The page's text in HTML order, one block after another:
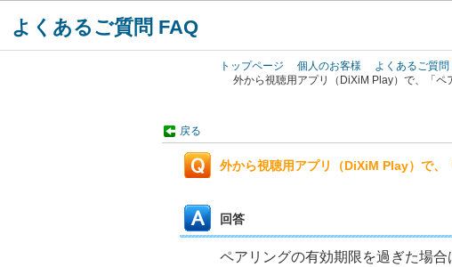
よくあるご質問 FAQ
トップページ 個人のお客様 よくあるご質問
外から視聴用アプリ（DiXiM Play）で、「ペ
戻る
外から視聴用アプリ（DiXiM Play）で、
回答
ペアリングの有効期限を過ぎた場